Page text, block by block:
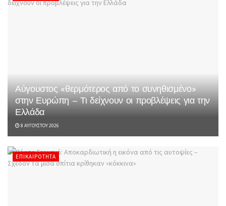
Αύγουστος «θερμότερος από το συνηθισμένο»
στην Ευρώπη – Τι δείχνουν οι προβλέψεις για την
Ελλάδα
8 ΑΥΓΟΎΣΤΟΥ 2026
ΕΠΙΚΑΙΡΌΤΗΤΑ